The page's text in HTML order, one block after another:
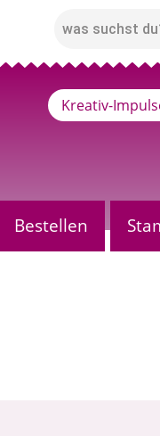
Kreativ-
Bestellen